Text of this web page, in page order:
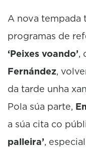
A nova tempada
programas de
‘Peixes voando’,
Fernández,
da tarde unha
Pola súa parte,
a súa cita co
palleira’,